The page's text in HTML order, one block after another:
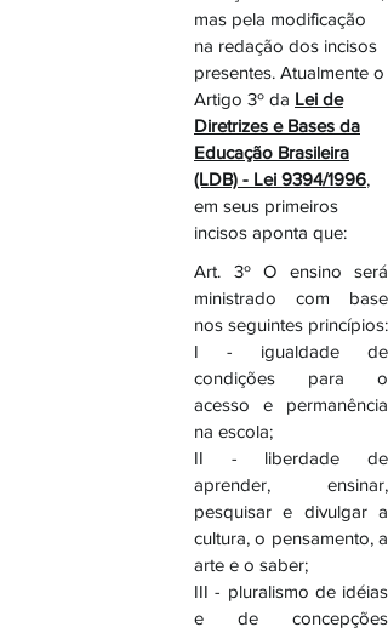
mas pela modificação
na redação dos incisos
presentes. Atualmente o
Artigo 3º da Lei de
Diretrizes e Bases da
Educação Brasileira
(LDB) - Lei 9394/1996,
em seus primeiros
incisos aponta que:
Art. 3º O ensino será
ministrado com base
nos seguintes princípios:
I - igualdade de
condições para o
acesso e permanência
na escola;
II - liberdade de
aprender, ensinar,
pesquisar e divulgar a
cultura, o pensamento, a
arte e o saber;
III - pluralismo de idéias
e de concepções